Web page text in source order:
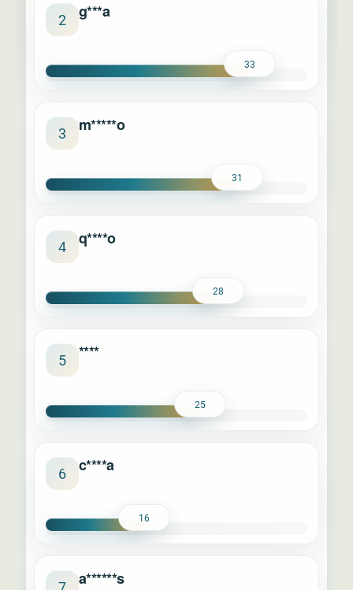
2 g***a
33
3 m*****o
31
4 q****o
28
5 ****
25
6 c****a
16
a******s